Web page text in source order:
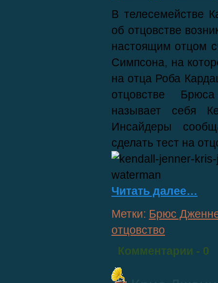
В телесемействе
об отцовстве
настоящим отцом
Симпсона, на
на отца Роба
отцовстве Брюса
называет себя
Инсайдеры
сделать тест на
Читать далее…
Метки: Брюс
отцовство
Комментарии - 0